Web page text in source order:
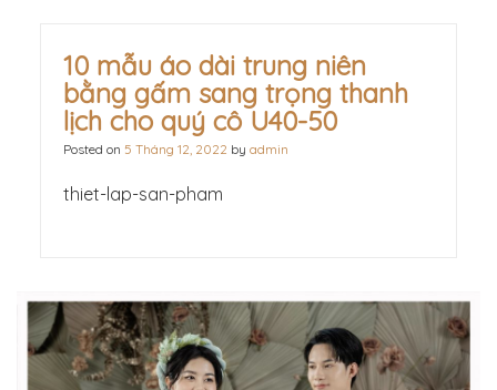
10 mẫu áo dài trung niên
bằng gấm sang trọng thanh
lịch cho quý cô U40-50
Posted on 5 Tháng 12, 2022 by admin
thiet-lap-san-pham